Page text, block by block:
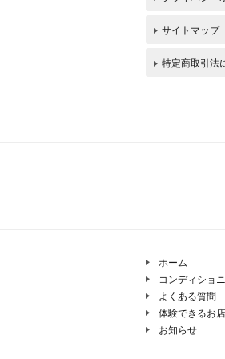
サイトマップ
特定商取引法
ホーム
コンディショ
よくある質問
体験できるお店
お知らせ